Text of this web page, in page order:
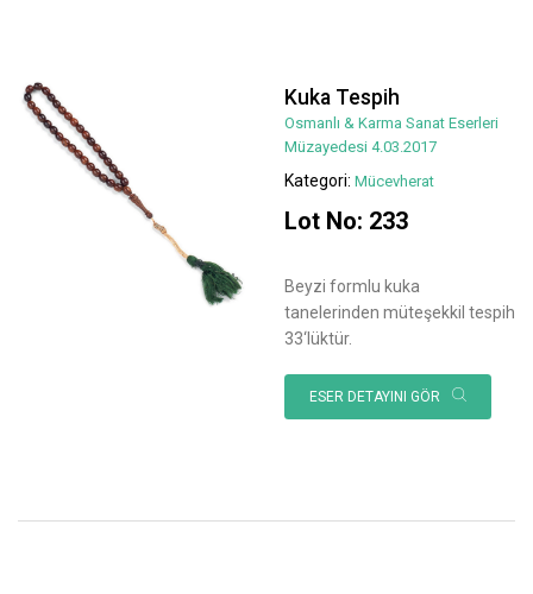
Kuka Tespih
Osmanlı & Karma Sanat Eserleri
Müzayedesi 4.03.2017
Kategori: Mücevherat
Lot No: 233
Beyzi formlu kuka
tanelerinden müteşekkil tespih
33‘lüktür.
ESER DETAYINI GÖR